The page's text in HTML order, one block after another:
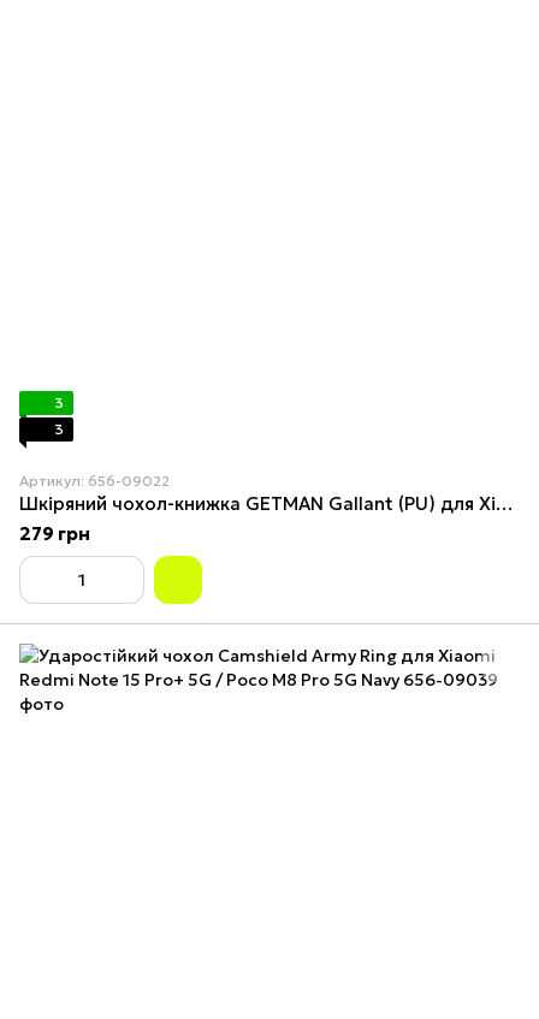
3
3
Артикул: 656-09022
Шкіряний чохол-книжка GETMAN Gallant (PU) для Xiaomi Redmi Note 15 Pro+ 5G Чорний
279 грн